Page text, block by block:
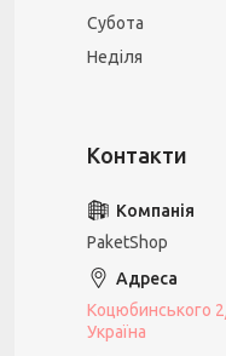
Субота
Неділя
PaketShop
Коцюбинського
Україна